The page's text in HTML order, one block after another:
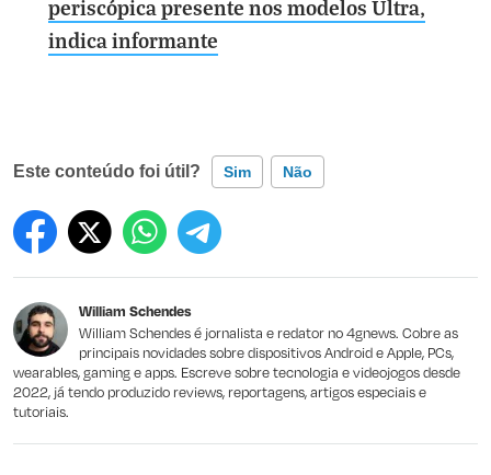
periscópica presente nos modelos Ultra,
indica informante
Este conteúdo foi útil? Sim Não
Este conteúdo contém informação incorreta
Outro
William Schendes
William Schendes é jornalista e redator no 4gnews. Cobre as
principais novidades sobre dispositivos Android e Apple, PCs,
wearables, gaming e apps. Escreve sobre tecnologia e videojogos desde
2022, já tendo produzido reviews, reportagens, artigos especiais e
tutoriais.